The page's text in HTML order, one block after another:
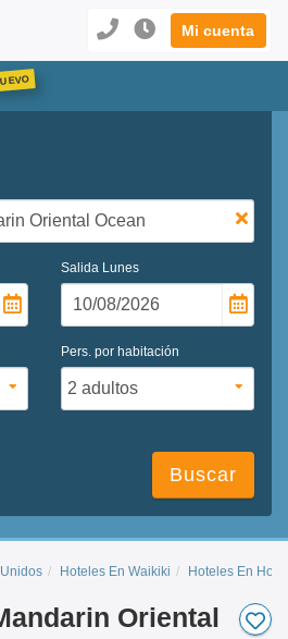
Mi cuenta
Salida Lunes
Pers. por habitación
Buscar
Hoteles En Waikiki Hoteles En
Oriental